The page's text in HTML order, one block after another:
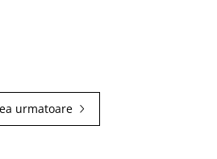
urmatoare